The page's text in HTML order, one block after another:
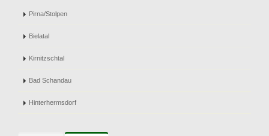
Pirna/Stolpen
Bielatal
Kirnitzschtal
Bad Schandau
Hinterhermsdorf